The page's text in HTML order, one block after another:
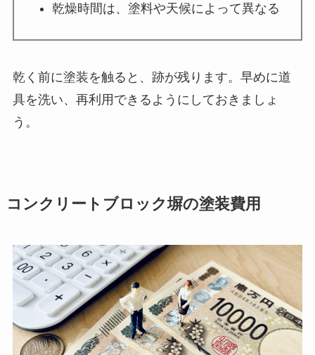
乾燥時間は、塗料や天候によって異なる
乾く前に塗装を触ると、跡が残ります。早めに道
具を洗い、再利用できるようにしておきましょ
う。
コンクリートブロック塀の塗装費用